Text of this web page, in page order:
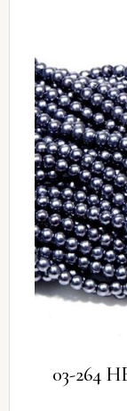
03-264